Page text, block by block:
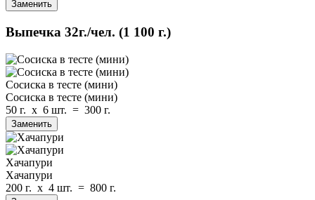
Заменить
Выпечка 32г./чел. (1 100 г.)
Сосиска в тесте (мини)
Сосиска в тесте (мини)
50 г. x 6 шт. = 300 г.
Заменить
Хачапури
Хачапури
200 г. x 4 шт. = 800 г.